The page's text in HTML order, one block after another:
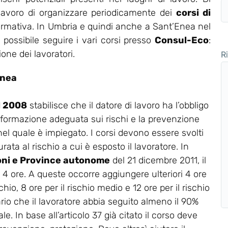
di organizzare periodicamente deicorsi di
In Umbria e quindi anche a Sant’Enea nel
seguire i vari corsi presso Consul-Eco:
dei lavoratori.
2008 stabilisce che il datore di lavoro ha l’obbligo
adeguata sui rischi e la prevenzione
quale è impiegato. I corsi devono essere svolti
al rischio a cui è esposto il lavoratore. In
e Province autonome del 21 dicembre 2011, il
ore. A queste occorre aggiungere ulteriori 4 ore
8 ore per il rischio medio e 12 ore per il rischio
che il lavoratore abbia seguito almeno il 90%
In base all’articolo 37 già citato il corso deve